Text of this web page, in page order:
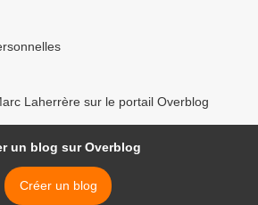
Laherrère sur le portail Overblog
un blog sur Overblog
Créer un blog